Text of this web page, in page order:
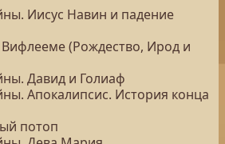
Иисус Навин и падение
(Рождество, Ирод и
Давид и Голиаф
Апокалипсис. История конца
потоп